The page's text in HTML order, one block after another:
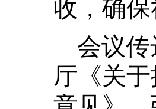
会议
厅《关